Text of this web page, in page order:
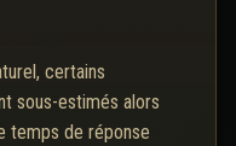
certains
sous-estimés alors
temps de réponse